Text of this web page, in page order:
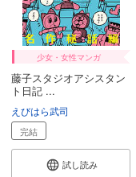
少女・女性マンガ
藤子スタジオアシスタン
ト日記 ...
えびはら武司
完結
試し読み